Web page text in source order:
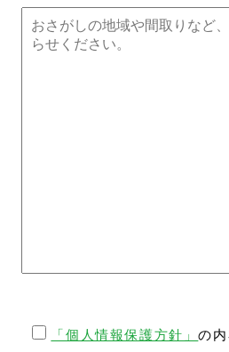
「個人情報保護方針」の